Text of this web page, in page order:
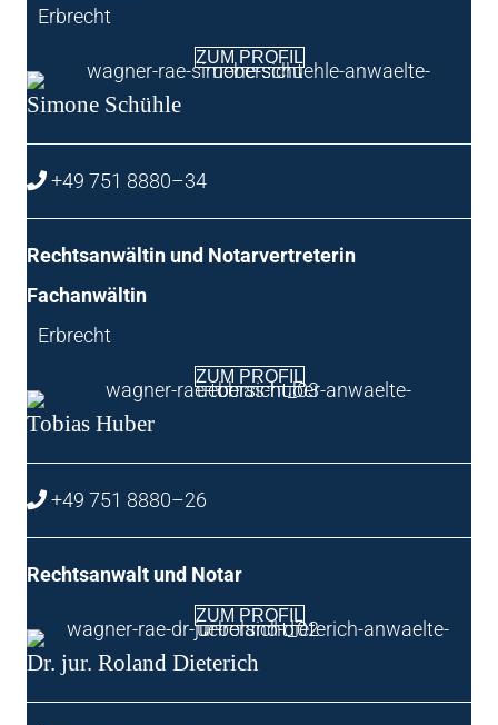
Erbrecht
ZUM PRO­FIL
Simo­ne Schühle
+49 751 8880–34
Rechts­an­wäl­tin und Notarvertreterin
Fach­an­wäl­tin
Erbrecht
ZUM PRO­FIL
Tobi­as Huber
+49 751 8880–26
Rechts­an­walt und Notar
ZUM PRO­FIL
Dr. jur. Roland Dieterich